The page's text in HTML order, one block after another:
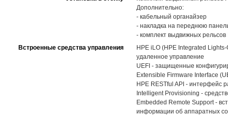
Дополнительно:
- кабельный органайзер
- накладка на переднюю
- комплект выдвижных
Встроенные средства управления
HPE iLO (HPE Integrated
удаленное управление
UEFI - защищенные
Extensible Firmware Interface
HPE RESTful API - интерфейс
Intelligent Provisioning -
Embedded Remote Support -
информации об аппаратных